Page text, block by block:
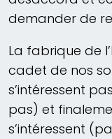
demander de
La fabrique de
cadet de nos
s’intéressent
pas) et
s’intéressent